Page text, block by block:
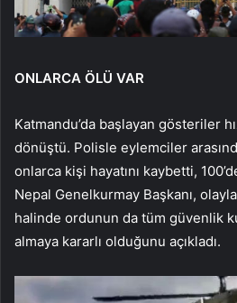
ONLARCA ÖLÜ VAR
Katmandu’da başlayan gösteriler
dönüştü. Polisle eylemciler
onlarca kişi hayatını kaybetti,
Nepal Genelkurmay Başkanı,
halinde ordunun da tüm güvenlik
almaya kararlı olduğunu açıkladı.